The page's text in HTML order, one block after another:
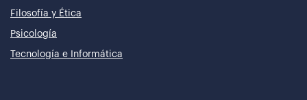
Filosofía y Ética
Psicología
Tecnología e Informática